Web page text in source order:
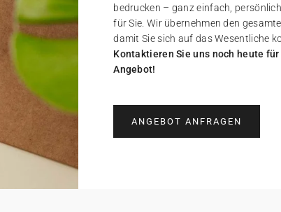
bedrucken – ganz einfach,
für Sie. Wir übernehmen den
damit Sie sich auf das Wesentliche
Kontaktieren Sie uns noch heute
Angebot!
ANGEBOT ANFRAGEN